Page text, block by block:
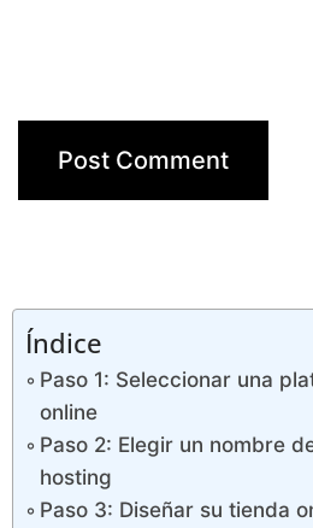
Índice
Paso 1: Seleccionar una
online
Paso 2: Elegir un nombre
hosting
Paso 3: Diseñar su tienda